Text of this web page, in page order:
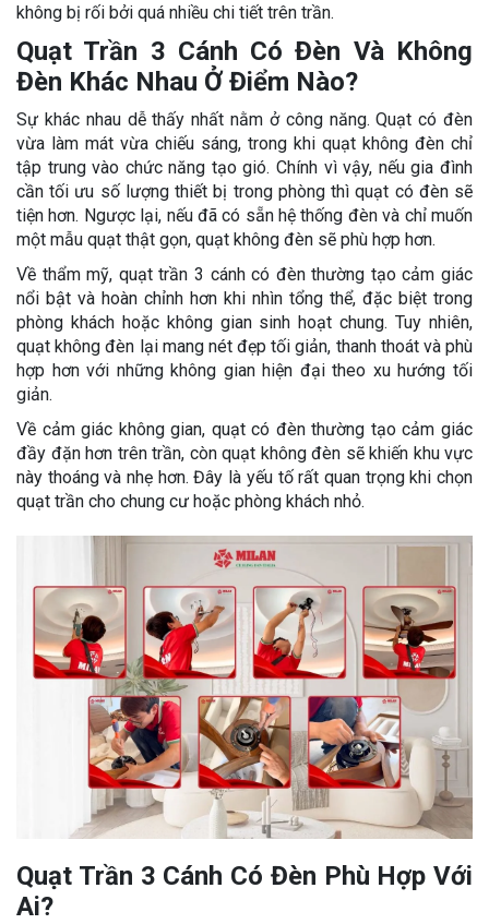
không bị rối bởi quá nhiều chi tiết trên trần.
Quạt Trần 3 Cánh Có Đèn Và Không
Đèn Khác Nhau Ở Điểm Nào?
Sự khác nhau dễ thấy nhất nằm ở công năng. Quạt có đèn
vừa làm mát vừa chiếu sáng, trong khi quạt không đèn chỉ
tập trung vào chức năng tạo gió. Chính vì vậy, nếu gia đình
cần tối ưu số lượng thiết bị trong phòng thì quạt có đèn sẽ
tiện hơn. Ngược lại, nếu đã có sẵn hệ thống đèn và chỉ muốn
một mẫu quạt thật gọn, quạt không đèn sẽ phù hợp hơn.
Về thẩm mỹ, quạt trần 3 cánh có đèn thường tạo cảm giác
nổi bật và hoàn chỉnh hơn khi nhìn tổng thể, đặc biệt trong
phòng khách hoặc không gian sinh hoạt chung. Tuy nhiên,
quạt không đèn lại mang nét đẹp tối giản, thanh thoát và phù
hợp hơn với những không gian hiện đại theo xu hướng tối
giản.
Về cảm giác không gian, quạt có đèn thường tạo cảm giác
đầy đặn hơn trên trần, còn quạt không đèn sẽ khiến khu vực
này thoáng và nhẹ hơn. Đây là yếu tố rất quan trọng khi chọn
quạt trần cho chung cư hoặc phòng khách nhỏ.
Quạt Trần 3 Cánh Có Đèn Phù Hợp Với
Ai?